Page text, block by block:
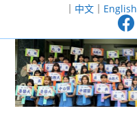
至
｜ 中文｜ English